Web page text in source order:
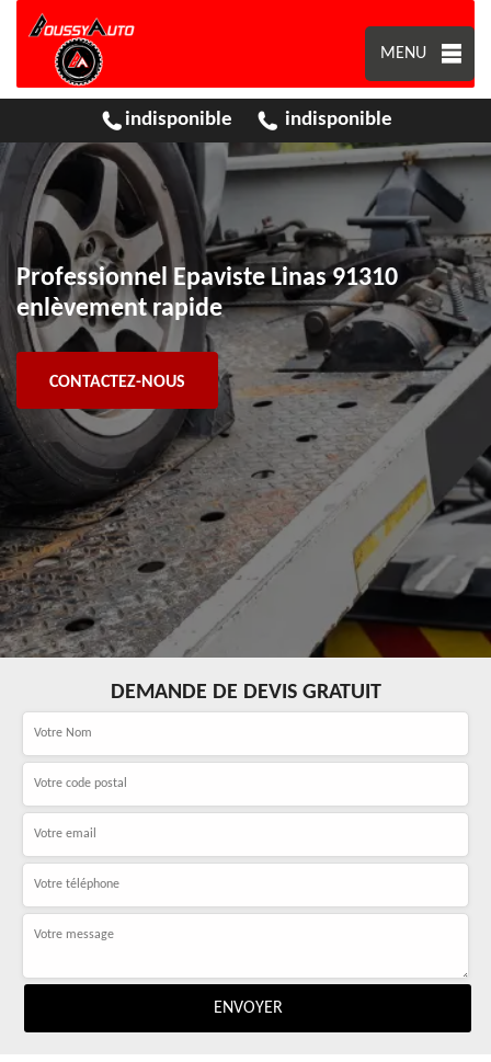
MENU
indisponible indisponible
Professionnel Epaviste Linas 91310
enlèvement rapide
CONTACTEZ-NOUS
DEMANDE DE DEVIS GRATUIT